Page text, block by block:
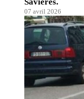
07 avril 2026